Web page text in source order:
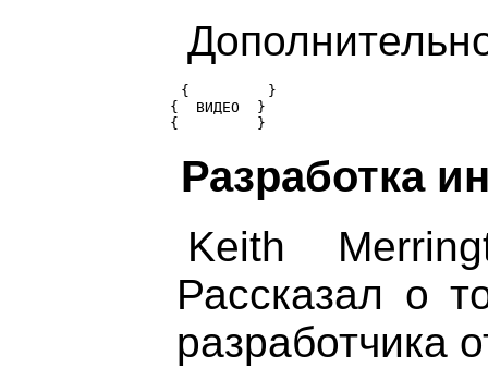
{         }
{  ВИДЕО  }
Разработка
Keith
Рассказал о
разработчика